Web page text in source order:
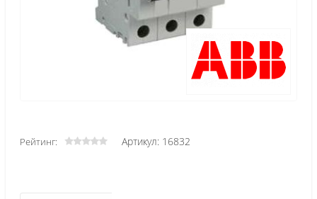
Рейтинг: Артикул: 16832